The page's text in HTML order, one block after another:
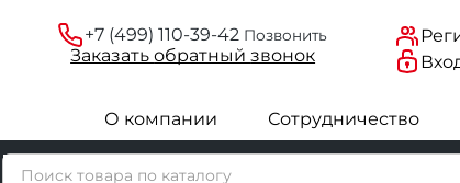
+7 (499) 110-39-42 Позвонить
Заказатьобратныйзвонок
О компании Сотрудничество